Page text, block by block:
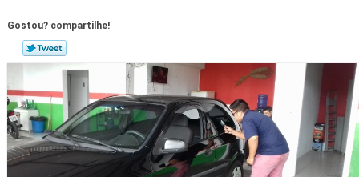
Gostou? compartilhe!